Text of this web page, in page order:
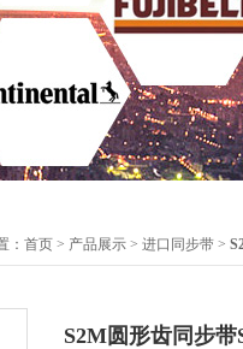
： 首页 > 产品展示 > 进口同步带 >
S2M圆形齿同步带